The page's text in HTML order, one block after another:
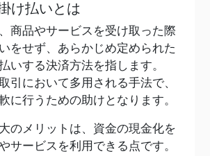
け払いとは
商品やサービスを受け取った際
をせず、あらかじめ定められた
いする決済方法を指します。
引において多用される手法で、
に行うための助けとなります。
のメリットは、資金の現金化を
サービスを利用できる点です。